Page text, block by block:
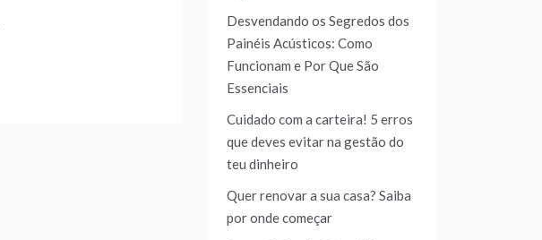
Desvendando os Segredos dos
Painéis Acústicos: Como
Funcionam e Por Que São
Essenciais
Cuidado com a carteira! 5 erros
que deves evitar na gestão do
teu dinheiro
Quer renovar a sua casa? Saiba
por onde começar